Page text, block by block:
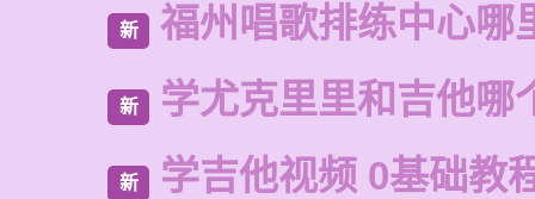
新 福州唱歌排练中心哪
新 学尤克里里和吉他哪
新 学吉他视频 0基础教